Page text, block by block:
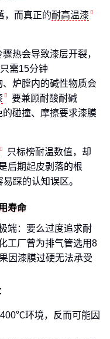
，而真正的耐高温漆
热会导致漆层开裂，
需15分钟
、炉膛内的碱性物质会
要兼顾耐酸耐碱
碰撞、摩擦要求漆膜
只标榜耐温数值，却
后期起皮剥落的根
踩的认知误区。
寿命
端：要么过度追求耐
工厂曾为排气管选用8
因漆膜过硬无法承受
环境，反而可能因